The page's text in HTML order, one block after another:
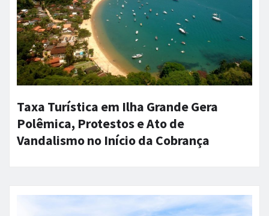
Taxa Turística em Ilha Grande Gera
Polêmica, Protestos e Ato de
Vandalismo no Início da Cobrança